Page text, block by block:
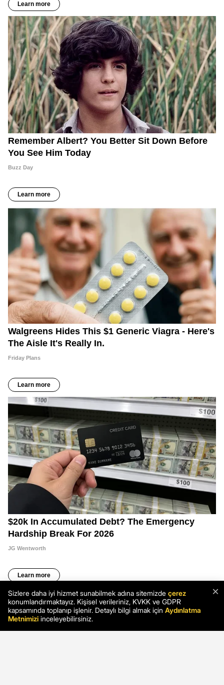
×
Sizlere daha iyi hizmet sunabilmek adına sitemizde çerez
konumlandırmaktayız. Kişisel verileriniz, KVKK ve GDPR
kapsamında toplanıp işlenir. Detaylı bilgi almak için Aydınlatma
Metnimizi inceleyebilirsiniz.